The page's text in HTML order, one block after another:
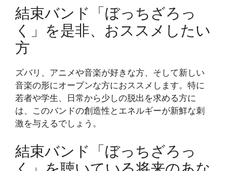
結束バンド「ぼっちざろっ
く」を是非、おススメしたい
方
ズバリ、アニメや音楽が好きな方、そして新しい
音楽の形にオープンな方におススメします。特に
若者や学生、日常から少しの脱出を求める方に
は、このバンドの創造性とエネルギーが新鮮な刺
激を与えるでしょう。
結束バンド「ぼっちざろっ